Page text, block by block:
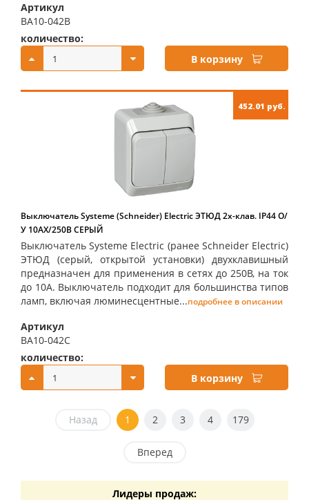
Артикул
BA10-042B
количество:
В корзину
452.01 руб.
Выключатель Systeme (Schneider) Electric ЭТЮД 2х-клав. IP44 О/
У 10АX/250B СЕРЫЙ
Выключатель Systeme Electric (ранее Schneider Electric)
ЭТЮД (серый, открытой установки) двухклавишный
предназначен для применения в сетях до 250В, на ток
до 10А. Выключатель подходит для большинства типов
ламп, включая люминесцентные...подробнее в описании
Артикул
BA10-042C
количество:
В корзину
Назад 1 2 3 4 179
Вперед
Лидеры продаж: